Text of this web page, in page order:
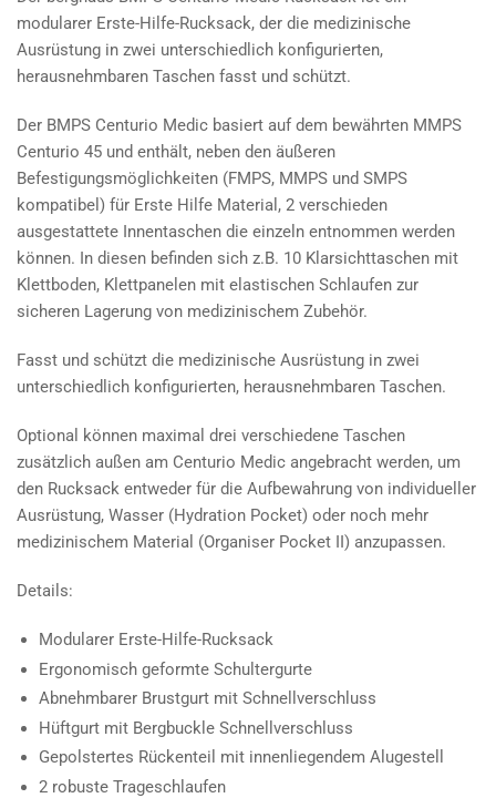
modularer Erste-Hilfe-Rucksack, der die medizinische
Ausrüstung in zwei unterschiedlich konfigurierten,
herausnehmbaren Taschen fasst und schützt.
Der BMPS Centurio Medic basiert auf dem bewährten MMPS
Centurio 45 und enthält, neben den äußeren
Befestigungsmöglichkeiten (FMPS, MMPS und SMPS
kompatibel) für Erste Hilfe Material, 2 verschieden
ausgestattete Innentaschen die einzeln entnommen werden
können. In diesen befinden sich z.B. 10 Klarsichttaschen mit
Klettboden, Klettpanelen mit elastischen Schlaufen zur
sicheren Lagerung von medizinischem Zubehör.
Fasst und schützt die medizinische Ausrüstung in zwei
unterschiedlich konfigurierten, herausnehmbaren Taschen.
Optional können maximal drei verschiedene Taschen
zusätzlich außen am Centurio Medic angebracht werden, um
den Rucksack entweder für die Aufbewahrung von individueller
Ausrüstung, Wasser (Hydration Pocket) oder noch mehr
medizinischem Material (Organiser Pocket II) anzupassen.
Details:
Modularer Erste-Hilfe-Rucksack
Ergonomisch geformte Schultergurte
Abnehmbarer Brustgurt mit Schnellverschluss
Hüftgurt mit Bergbuckle Schnellverschluss
Gepolstertes Rückenteil mit innenliegendem Alugestell
2 robuste Trageschlaufen